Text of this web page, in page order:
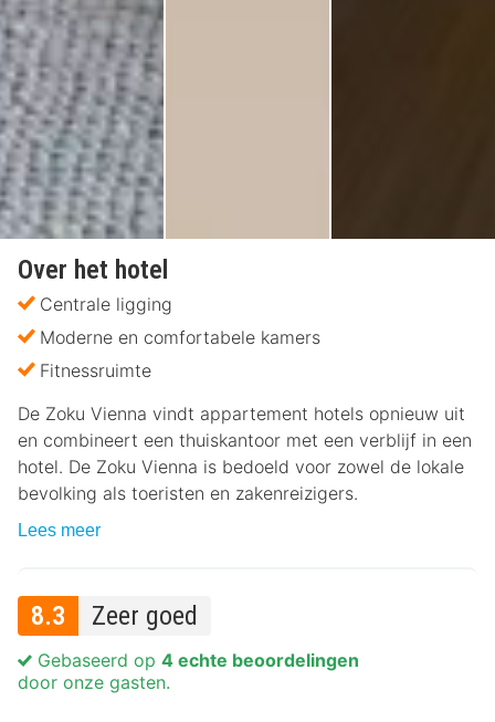
Over het hotel
Centrale ligging
Moderne en comfortabele kamers
Fitnessruimte
De Zoku Vienna vindt appartement hotels opnieuw uit
en combineert een thuiskantoor met een verblijf in een
hotel. De Zoku Vienna is bedoeld voor zowel de lokale
bevolking als toeristen en zakenreizigers.
Lees meer
8.3 Zeer goed
Gebaseerd op 4 echte beoordelingen
door onze gasten.